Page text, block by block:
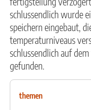
themen
schlussendlich wurde
speichern eingebaut,
temperaturniveaus
schlussendlich auf
gefunden.